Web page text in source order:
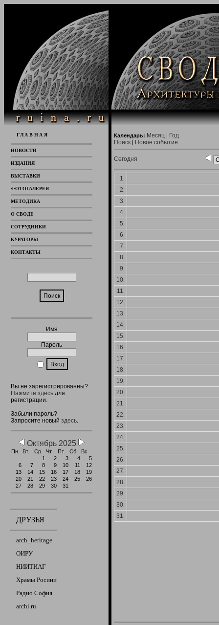
ГЛАВНАЯ
НОВОСТИ
ИЗДАНИЯ
ВЫСТАВКИ
ФОТОГАЛЕРЕЯ
МЕТОДИКА
О СВОДЕ
СОТРУДНИКИ
КУРАТОРЫ
КОНТАКТЫ
Имя
Пароль
Вы не зарегистрированны?
Нажмите здесь для
регистрации.
Забыли пароль?
Запросите новый здесь.
Октябрь 2025
Пн. Вт. Ср. Чт. Пт. Сб.
Вс
1
2 3 4
5
6
7 8 9 10 11
12
13
14 15 16 17 18
19
20
21 22 23 24 25
26
27
28 29 30 31
ДРУЗЬЯ
arch_heritage
ОИРУ
НИИТИАГ
Храмы Росиии
Радио София
archi.ru
Календарь: Месяц | Год
Поиск | Новое событие
Сегодня
1
2
3
4
5
6
7
8
9
10
11
12
13
14
15
16
17
18
19
20
21
22
23
24
25
26
27
28
29
30
31